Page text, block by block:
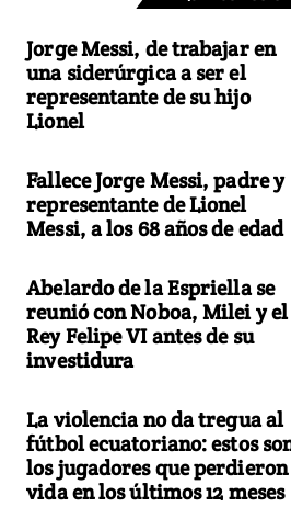
Jorge Messi, de trabajar en
una siderúrgica a ser el
representante de su hijo
Lionel
Fallece Jorge Messi, padre y
representante de Lionel
Messi, a los 68 años de edad
Abelardo de la Espriella se
reunió con Noboa, Milei y el
Rey Felipe VI antes de su
investidura
La violencia no da tregua al
fútbol ecuatoriano: estos
los jugadores que
vida en los últimos 12 meses